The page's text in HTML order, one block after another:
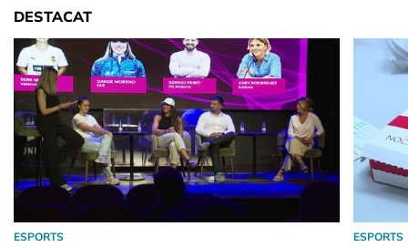
DESTACAT
ESPORTS ESPORTS